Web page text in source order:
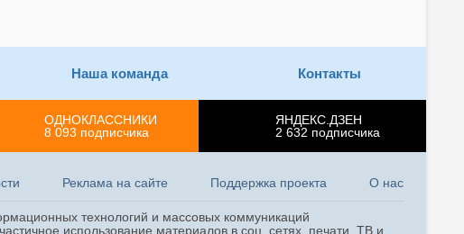
Наша команда Контакты
ОДНОКЛАССНИКИ
8 093 подписчика
ЯНДЕКС.ДЗЕН
2 632 подписчика
Реклама на сайте Поддержка проекта О нас
технологий и массовых коммуникаций
использование материалов в соц. сетях, печати, ТВ и